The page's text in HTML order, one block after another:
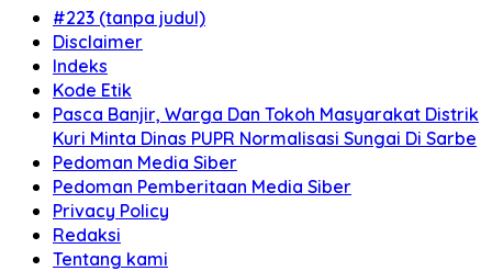
#223 (tanpa judul)
Disclaimer
Indeks
Kode Etik
Pasca Banjir, Warga Dan Tokoh Masyarakat Distrik
Kuri Minta Dinas PUPR Normalisasi Sungai Di Sarbe
Pedoman Media Siber
Pedoman Pemberitaan Media Siber
Privacy Policy
Redaksi
Tentang kami